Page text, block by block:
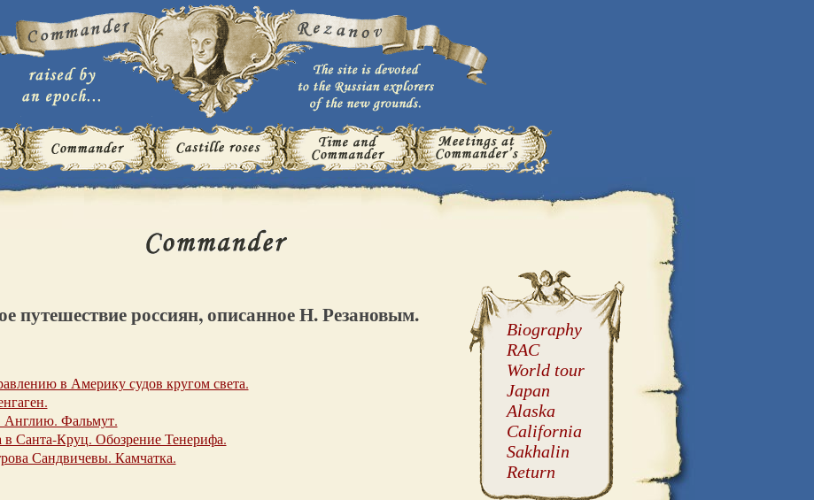
Biography
RAC
World tour
Japan
Alaska
California
Sakhalin
Return
путешествие россиян, описанное Н. Резановым.
в Америку судов кругом света.
Англию. Фальмут.
Санта-Круц. Обозрение Тенерифа.
Сандвичевы. Камчатка.